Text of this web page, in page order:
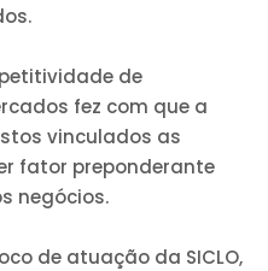
de
fez com que a
vinculados as
fator preponderante
negócios.
de atuação da SICLO,